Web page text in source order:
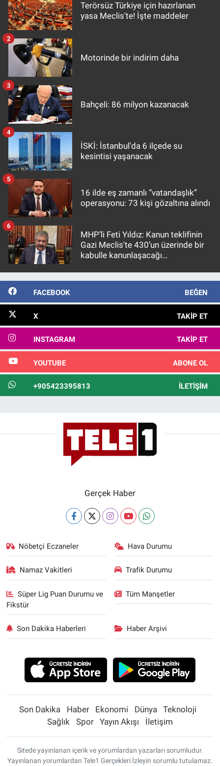
Terörsüz Türkiye için hazırlanan
yasa Meclis'te! İşte maddeler
Motorinde bir indirim daha
2
Bahçeli: 86 milyon kazanacak
3
İSKİ: İstanbul'da 6 ilçede su
kesintisi yaşanacak
4
16 ilde eş zamanlı “vatandaşlık”
operasyonu: 73 kişi gözaltına alındı
5
MHP’li Feti Yıldız: Kanun teklifinin
Gazi Meclis'te 430’un üzerinde bir
kabulle kanunlaşacağı
6
FACEBOOK BEĞEN
X TAKIP ET
INSTAGRAM TAKIP ET
YOUTUBE ABONE OL
+905423395813 İLETIŞIM
Gerçek Haber
Nöbetçi Eczaneler Hava Durumu
Namaz Vakitleri Trafik Durumu
Süper Lig Puan Durumu ve
Fikstür
Tüm Manşetler
Son Dakika Haberleri Haber Arşivi
Son Dakika Haber Ekonomi Dünya
Teknoloji
Sağlık
Spor Yayın Akışı İletişim
Sitede yayınlanan içerik ve yorumlardan yazarları sorumludur.
Yayınlanan yorumlardan Tele1 Gerçekleri İzleyin sorumlu tutulamaz.